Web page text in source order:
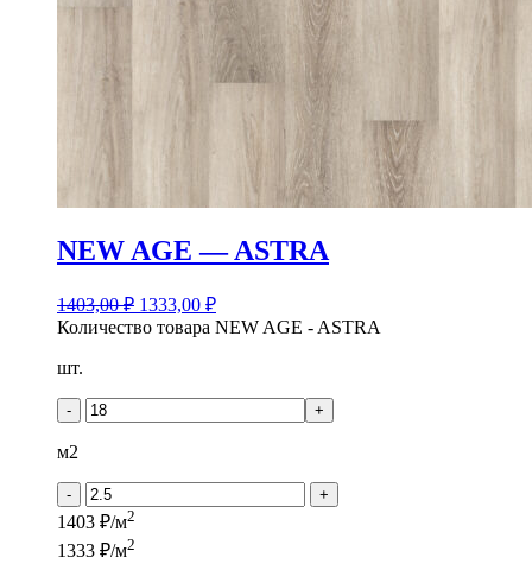
NEW AGE — ASTRA
1403,00₽ 1333,00 ₽
Количество товара NEW AGE - ASTRA
шт.
- +
м2
- +
1403 ₽/м2
1333 ₽/м2